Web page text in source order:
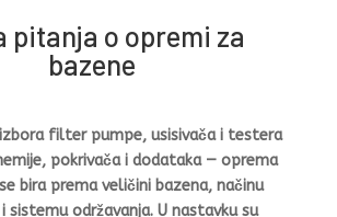
pitanja o opremi za
bazene
filter pumpe, usisivača i testera
pokrivača i dodataka — oprema
bira prema veličini bazena, načinu
sistemu održavanja. U nastavku su